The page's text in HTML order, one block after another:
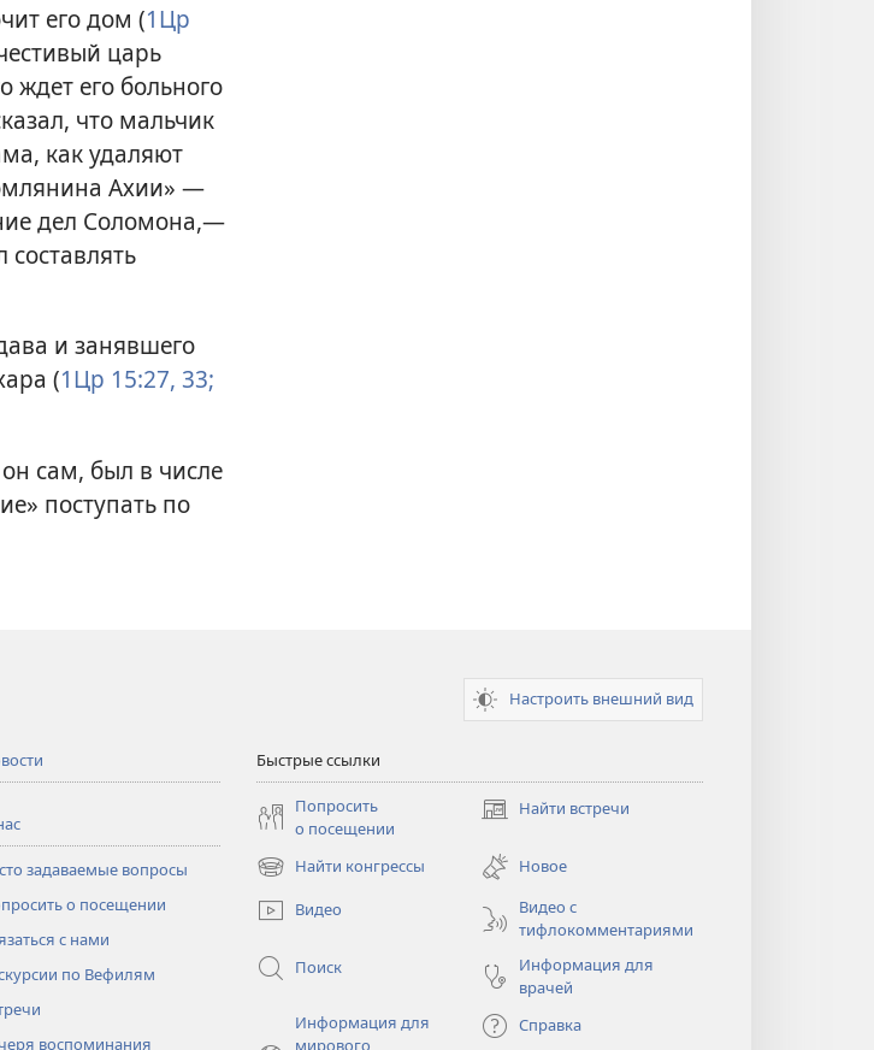
его дом (1Цр
царь
ждет его больного
что мальчик
как удаляют
Ахии» —
дел Соломона,—
и занявшего
(1Цр 15:27, 33;
сам, был в числе
поступать по
Настроить внешний вид
задаваемые вопросы
о посещении
с нами
по Вефилям
воспоминания
Быстрые ссылки
Попросить
о посещении
Найти встречи
(открывается
новом
Найти конгрессы
(открывается
в
новом
Новое
Видео
Видео с
тифлокомментариями
Поиск
Информация для
врачей
Информация для
мирового
Справка